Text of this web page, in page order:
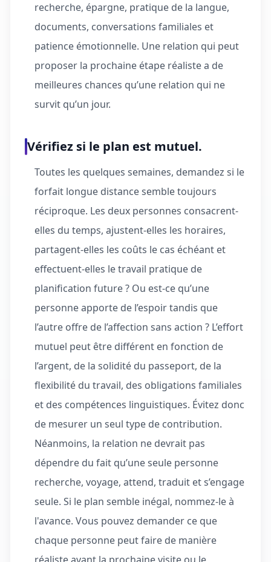
recherche, épargne, pratique de la langue,
documents, conversations familiales et
patience émotionnelle. Une relation qui peut
proposer la prochaine étape réaliste a de
meilleures chances qu’une relation qui ne
survit qu’un jour.
Vérifiez si le plan est mutuel.
Toutes les quelques semaines, demandez si le
forfait longue distance semble toujours
réciproque. Les deux personnes consacrent-
elles du temps, ajustent-elles les horaires,
partagent-elles les coûts le cas échéant et
effectuent-elles le travail pratique de
planification future ? Ou est-ce qu’une
personne apporte de l’espoir tandis que
l’autre offre de l’affection sans action ? L’effort
mutuel peut être différent en fonction de
l’argent, de la solidité du passeport, de la
flexibilité du travail, des obligations familiales
et des compétences linguistiques. Évitez donc
de mesurer un seul type de contribution.
Néanmoins, la relation ne devrait pas
dépendre du fait qu’une seule personne
recherche, voyage, attend, traduit et s’engage
seule. Si le plan semble inégal, nommez-le à
l'avance. Vous pouvez demander ce que
chaque personne peut faire de manière